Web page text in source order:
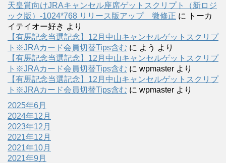
天皇賞向けJRAキャンセル座席ゲットスクリプト（新ロジ
ック版）-1024*768 リリース版アップ 微修正 に
トーカ
イテイオー好き より
【有馬記念当選記念】12月中山キャンセルゲットスクリプ
ト※JRAカード会員切替Tips含む に よう より
【有馬記念当選記念】12月中山キャンセルゲットスクリプ
ト※JRAカード会員切替Tips含む に wpmaster より
【有馬記念当選記念】12月中山キャンセルゲットスクリプ
ト※JRAカード会員切替Tips含む に wpmaster より
2025年6月
2024年12月
2023年12月
2021年12月
2021年10月
2021年9月